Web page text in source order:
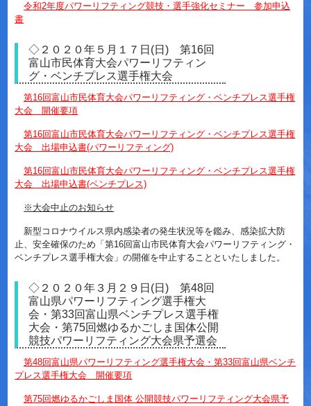
令和2年度パワーリフティング競技・選手強化セミナー 参加申込
書
◇２０２０年５月１７日(日) 第16回
富山市民体育大会パワーリフティン
グ・ベンチプレス選手権大会
第16回富山市民体育大会パワーリフティング・ベンチプレス選手権
大会 開催要項
第16回富山市民体育大会パワーリフティング・ベンチプレス選手権
大会 出場申込書(パワーリフティング)
第16回富山市民体育大会パワーリフティング・ベンチプレス選手権
大会 出場申込書(ベンチプレス)
※大会中止のお知らせ
新型コロナウイルス県内感染者の発生状況等を鑑み、感染拡大防
止、安全確保のため「第16回富山市民体育大会パワーリフティング・
ベンチプレス選手権大会」の開催を中止することといたしました。
◇２０２０年３月２９日(日) 第48回
富山県パワーリフティング選手権大
会・第33回富山県ベンチプレス選手権
大会・第75回燃ゆるかごしま国体公開
競技パワーリフティング大会県予選会
第48回富山県パワーリフティング選手権大会・第33回富山県ベンチ
プレス選手権大会 開催要項
第75回燃ゆるかごしま国体 公開競技パワーリフティング大会県予